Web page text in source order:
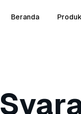
Beranda Produk